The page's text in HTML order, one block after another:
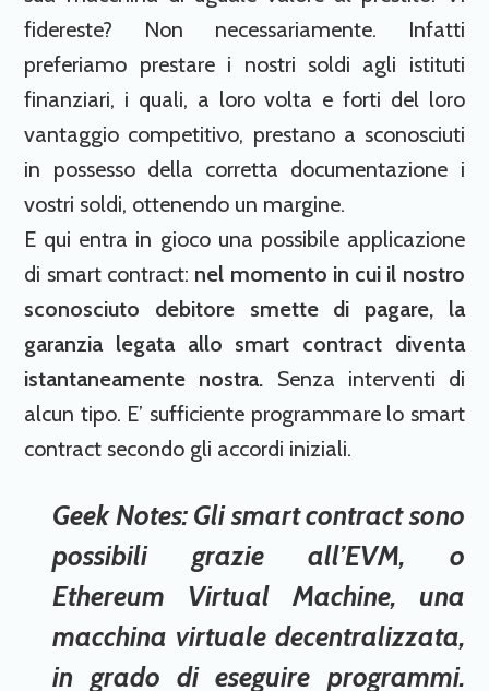
fidereste? Non necessariamente. Infatti
preferiamo prestare i nostri soldi agli istituti
finanziari, i quali, a loro volta e forti del loro
vantaggio competitivo, prestano a sconosciuti
in possesso della corretta documentazione i
vostri soldi, ottenendo un margine.
E qui entra in gioco una possibile applicazione
di smart contract: nel momento in cui il nostro
sconosciuto debitore smette di pagare, la
garanzia legata allo smart contract diventa
istantaneamente nostra. Senza interventi di
alcun tipo. E’ sufficiente programmare lo smart
contract secondo gli accordi iniziali.
Geek Notes: Gli smart contract sono
possibili grazie all’EVM, o
Ethereum Virtual Machine, una
macchina virtuale decentralizzata,
in grado di eseguire programmi.